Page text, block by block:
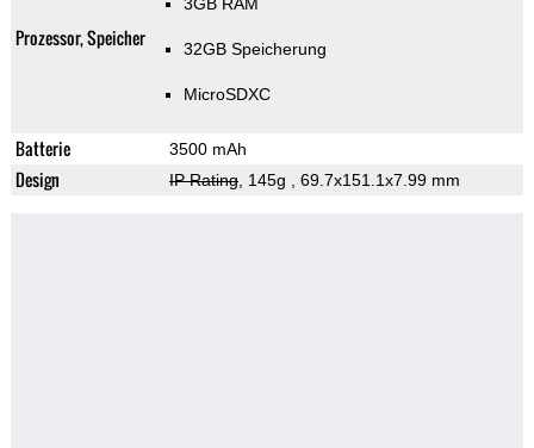
Prozessor, Speicher 32GB Speicherung
MicroSDXC
Batterie 3500 mAh
Design IP Rating, 145g , 69.7x151.1x7.99 mm